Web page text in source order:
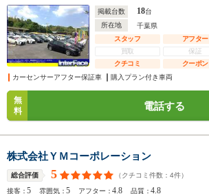
掲載台数 18台
所在地
千葉県
スタッフ
アフター
買取
保証
クチコミ
クーポン
カーセンサーアフター保証車
購入プラン付き車両
無
料
電話する
株式会社ＹＭコーポレーション
総合評価 5 （クチコミ件数： 4件）
接客：5 雰囲気：5 アフター：4.8 品質：4.8